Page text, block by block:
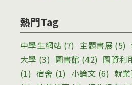
熱門Tag
中學生網站 (7) 主題書展(5)
大學 (3) 圖書館 (42) 圖資利
(1) 宿舍 (1) 小論文 (6) 就